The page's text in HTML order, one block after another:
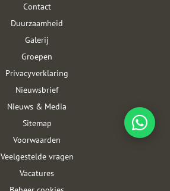
Contact
Duurzaamheid
Galerij
Groepen
Privacyverklaring
Nieuwsbrief
Nieuws & Media
Sitemap
Voorwaarden
Veelgestelde vragen
Vacatures